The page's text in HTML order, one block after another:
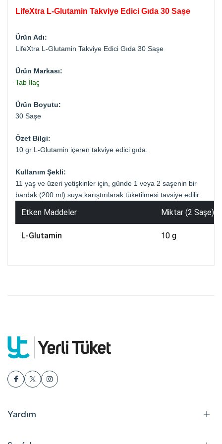
LifeXtra L-Glutamin Takviye Edici Gıda 30 Saşe
Ürün Adı:
LifeXtra L-Glutamin Takviye Edici Gıda 30 Saşe
Ürün Markası:
Tab İlaç
Ürün Boyutu:
30 Saşe
Özet Bilgi:
10 gr L-Glutamin içeren takviye edici gıda.
Kullanım Şekli:
11 yaş ve üzeri yetişkinler için, günde 1 veya 2 saşenin bir
bardak (200 ml) suya karıştırılarak tüketilmesi tavsiye edilir.
Etken Maddeler Miktar (2 Saşe)
L-Glutamin 10 g
Yardım